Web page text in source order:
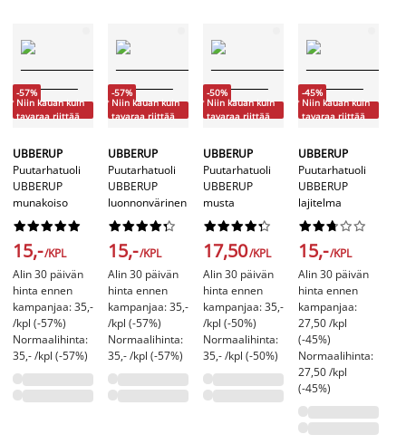
-57%
Niin kauan kuin
tavaraa riittää
UBBERUP
Puutarhatuoli
UBBERUP
munakoiso






15,-/KPL
Alin 30 päivän
hinta ennen
kampanjaa: 35,-
/kpl (-57%)
Normaalihinta:
35,- /kpl (-57%)
-57%
Niin kauan kuin
tavaraa riittää
UBBERUP
Puutarhatuoli
UBBERUP
luonnonvärinen






15,-/KPL
Alin 30 päivän
hinta ennen
kampanjaa: 35,-
/kpl (-57%)
Normaalihinta:
35,- /kpl (-57%)
-50%
Niin kauan kuin
tavaraa riittää
UBBERUP
Puutarhatuoli
UBBERUP
musta






17,50/KPL
Alin 30 päivän
hinta ennen
kampanjaa: 35,-
/kpl (-50%)
Normaalihinta:
35,- /kpl (-50%)
-45%
Niin kauan kuin
tavaraa riittää
UBBERUP
Puutarhatuoli
UBBERUP
lajitelma






15,-/KPL
Alin 30 päivän
hinta ennen
kampanjaa:
27,50 /kpl
(-45%)
Normaalihinta:
27,50 /kpl
(-45%)